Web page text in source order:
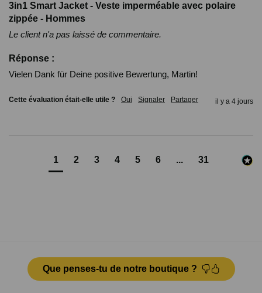
3in1 Smart Jacket - Veste imperméable avec polaire
zippée - Hommes
Le client n'a pas laissé de commentaire.
Réponse :
Vielen Dank für Deine positive Bewertung, Martin!
Cette évaluation était-elle utile ? Oui Signaler Partager il y a 4 jours
1 2 3 4 5 6 ... 31
Que penses-tu de notre boutique ?